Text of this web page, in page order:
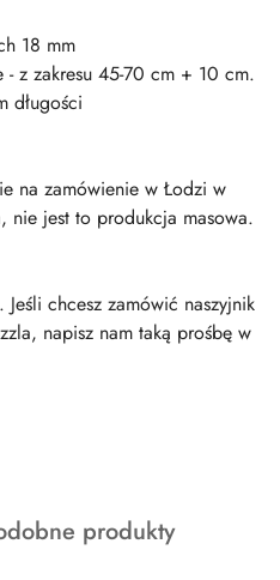
18 mm
- z zakresu 45-70 cm + 10 cm.
długości
na zamówienie w Łodzi w
nie jest to produkcja masowa.
chcesz zamówić naszyjnik
napisz nam taką prośbę w
produkty